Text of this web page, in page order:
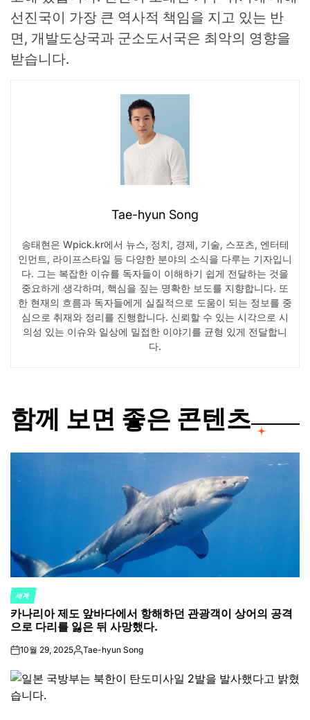
선진국이 가장 큰 역사적 책임을 지고 있는 반
면, 개발도상국과 군소도서국은 최악의 영향을
받습니다.
Tae-hyun Song
송태현은 Wpick.kr에서 뉴스, 정치, 경제, 기술, 스포츠, 엔터테
인먼트, 라이프스타일 등 다양한 분야의 소식을 다루는 기자입니
다. 그는 복잡한 이슈를 독자들이 이해하기 쉽게 전달하는 것을
중요하게 생각하며, 핵심을 짚는 명확한 보도를 지향합니다. 또
한 현재의 흐름과 독자들에게 실질적으로 도움이 되는 정보를 중
심으로 취재와 정리를 진행합니다. 신뢰할 수 있는 시각으로 시
의성 있는 이슈와 일상에 밀접한 이야기를 균형 있게 전달합니
다.
함께 보면 좋은 콘텐츠
POSTED
IN
세계
카나리아 제도 앞바다에서 항해하던 관광객이 상어의 공격
으로 다리를 잃은 뒤 사망했다.
on10월 29, 2025Posted
Tae-hyun Song